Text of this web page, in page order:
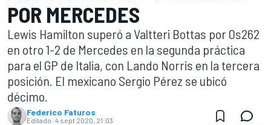
POR MERCEDES
Lewis Hamilton superó a Valtteri Bottas por 0s262
en otro 1-2 de Mercedes en la segunda práctica
para el GP de Italia, con Lando Norris en la tercera
posición. El mexicano Sergio Pérez se ubicó
décimo.
Federico Faturos
Editado: 4 sept 2020, 21:03